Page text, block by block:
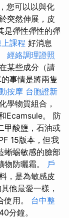
您可以以與化
突然伸展，皮
是彈性彈性的彈
課程 好消息
經絡調理證照
某些成分（請
事情是將兩隻
按摩 台胞證新
學物質組合，
Ecamsule。 防
甲酸鹽，石油或
15版本，但我
蜥蜴敏感的臉部
物防曬霜。 戶
，是為敏感皮
他最愛一樣，
使用。 台中整
分鐘。